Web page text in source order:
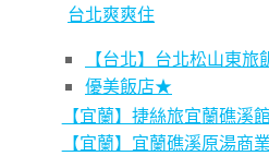
台北爽爽住
【台北】台北松山東
優美飯店★
【宜蘭】捷絲旅宜蘭礁溪
【宜蘭】宜蘭礁溪原湯商